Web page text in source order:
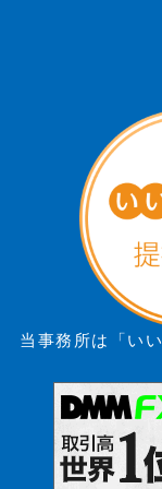
当事務所は「い